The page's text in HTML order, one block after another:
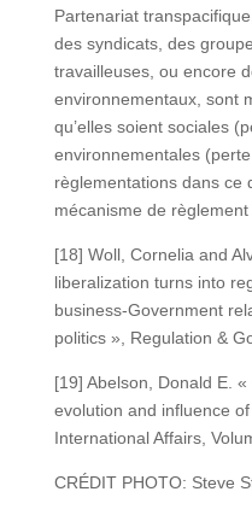
Partenariat
des syndicats, des
travailleuses, ou encore
environnementaux, sont
qu’elles soient sociales
environnementales
règlementations dans ce
mécanisme de
[18] Woll, Cornelia and
liberalization turns into
business-Government
politics », Regulation &
[19] Abelson, Donald E.
evolution and influence
International Affairs,
CRÉDIT PHOTO: Steve